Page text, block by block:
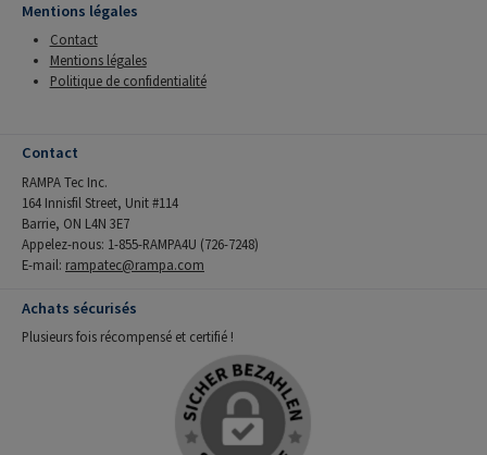
Mentions légales
Contact
Mentions légales
Politique de confidentialité
Contact
RAMPA Tec Inc.
164 Innisfil Street, Unit #114
Barrie, ON L4N 3E7
Appelez-nous: 1-855-RAMPA4U (726-7248)
E-mail: rampatec@rampa.com
Achats sécurisés
Plusieurs fois récompensé et certifié !